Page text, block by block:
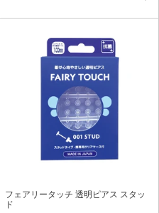
フェアリータッチ 透明ピアス スタッ
ド